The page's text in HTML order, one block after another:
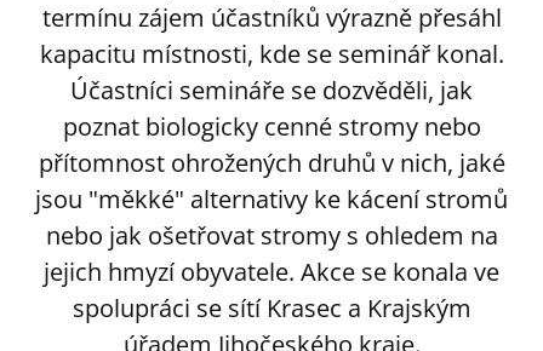
termínu zájem účastníků výrazně přesáhl
kapacitu místnosti, kde se seminář konal.
Účastníci semináře se dozvěděli, jak
poznat biologicky cenné stromy nebo
přítomnost ohrožených druhů v nich, jaké
jsou "měkké" alternativy ke kácení stromů
nebo jak ošetřovat stromy s ohledem na
jejich hmyzí obyvatele. Akce se konala ve
spolupráci se sítí Krasec a Krajským
úřadem Jihočeského kraje.